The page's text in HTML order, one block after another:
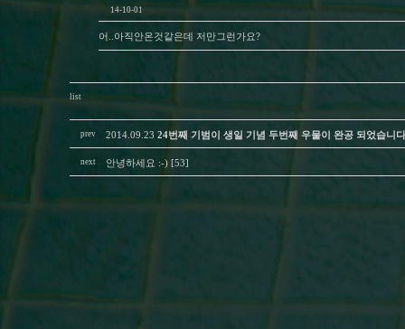
14-10-01
어..아직안온것같은데 저만그런가요?
list
prev 2014.09.23 24번째 기범이 생일 기념 두번째 우물이 완공 되었습니
next 안녕하세요 :-) [53]